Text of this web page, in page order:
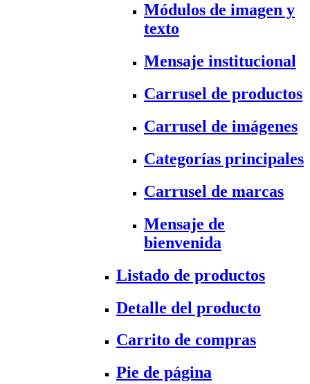
Módulos de imagen y
texto
Mensaje institucional
Carrusel de productos
Carrusel de imágenes
Categorías principales
Carrusel de marcas
Mensaje de
bienvenida
Listado de productos
Detalle del producto
Carrito de compras
Pie de página